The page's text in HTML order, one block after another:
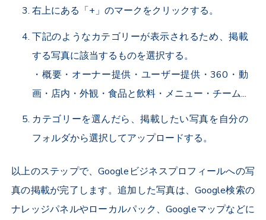
右上にある「+」のマークをクリックする。
下記のようなカテゴリーが表示されるため、掲載
する写真に該当するものを選択する。
・概要・オーナー提供・ユーザー提供・360・動
画・店内・外観・食品と飲料・メニュー・チーム...
カテゴリーを選んだら、掲載したい写真を自分の
フォルダから選択してアップロードする。
以上のステップで、Googleビジネスプロフィールへの写
真の掲載が完了します。追加した写真は、Google検索の
ナレッジパネルやローカルパック、Googleマップなどに